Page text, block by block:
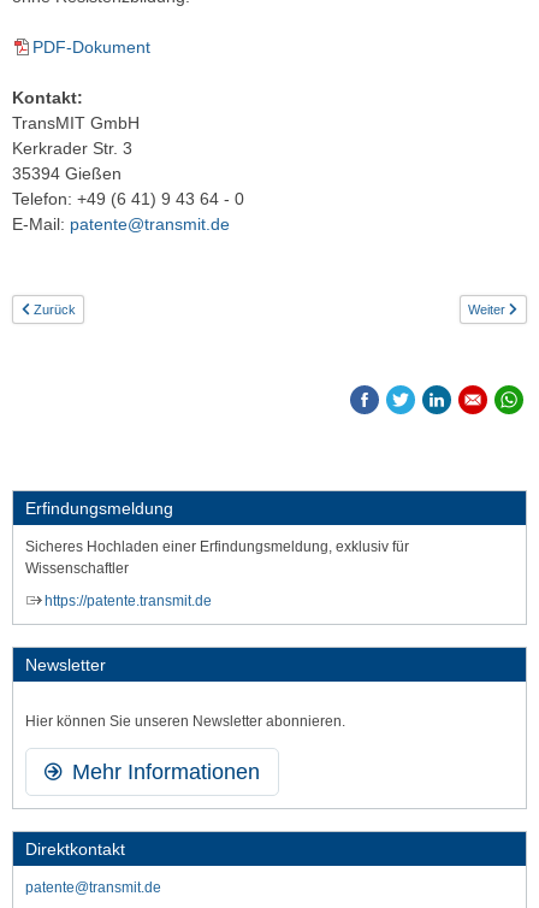
Erfindungsmeldung
Sicheres Hochladen einer Erfindungsmeldung, exklusiv für
Wissenschaftler
https://patente.transmit.de
Newsletter
Hier können Sie unseren Newsletter abonnieren.
Mehr Informationen
Direktkontakt
patente@transmit.de
PDF-Dokument
Kontakt:
TransMIT GmbH
Kerkrader Str. 3
35394 Gießen
Telefon: +49 (6 41) 9 43 64 - 0
E-Mail: patente@transmit.de
Zurück Weiter